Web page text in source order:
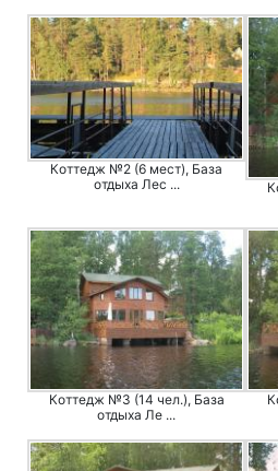
Коттедж №2 (6 мест), База
отдыха Лес ...
Коттедж №3 (14 чел.), База
отдыха Ле ...